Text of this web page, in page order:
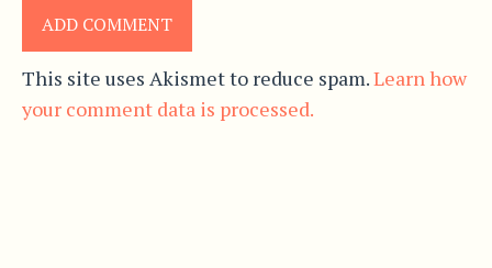
This site uses Akismet to reduce spam.Learn how
your comment data is processed.